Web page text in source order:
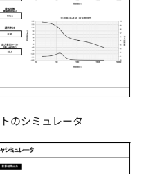
のシミュレータ